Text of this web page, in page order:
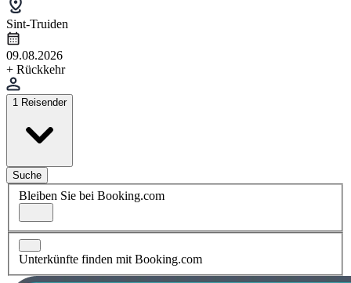
Sint-Truiden
09.08.2026
+ Rückkehr
1 Reisender
Suche
Bleiben Sie bei Booking.com
Unterkünfte finden mit Booking.com